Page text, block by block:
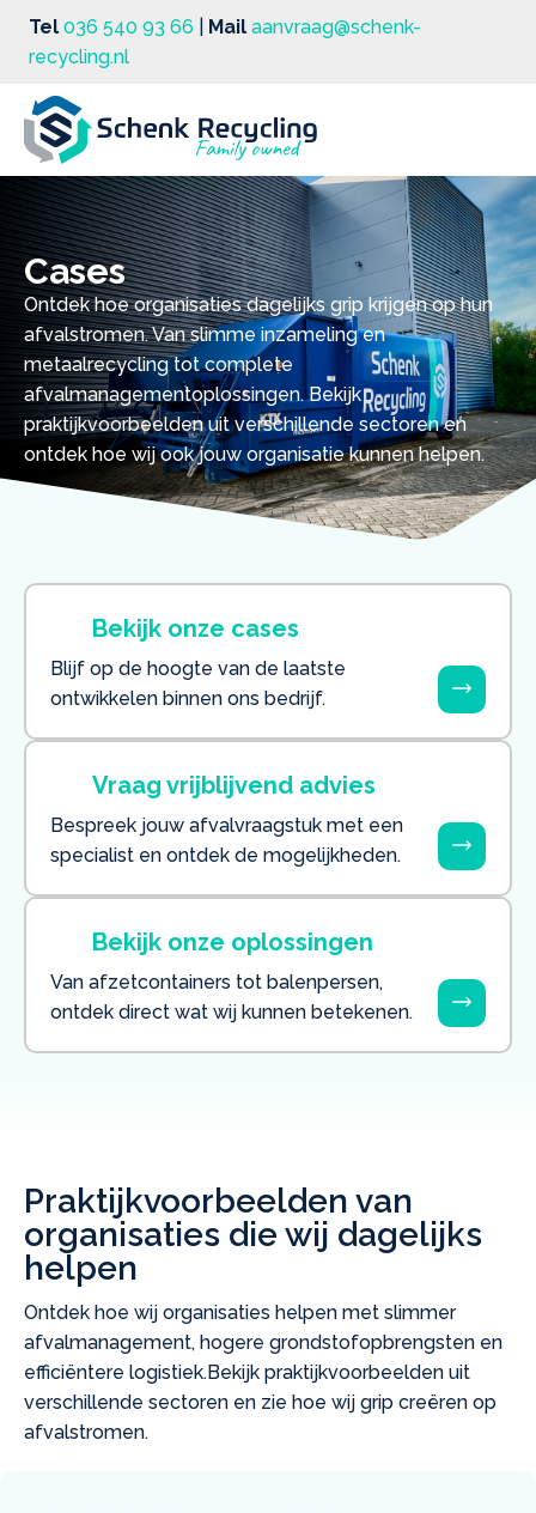
Tel 036 540 93 66 Mail aanvraag@schenk-
recycling.nl
Cases
Ontdek hoe organisaties dagelijks grip krijgen op hun
afvalstromen. Van slimme inzameling en
metaalrecycling tot complete
afvalmanagementoplossingen. Bekijk
praktijkvoorbeelden uit verschillende sectoren en
ontdek hoe wij ook jouw organisatie kunnen helpen.
Bekijk onze cases
Blijf op de hoogte van de laatste
ontwikkelen binnen ons bedrijf.
Vraag vrijblijvend advies
Bespreek jouw afvalvraagstuk met een
specialist en ontdek de mogelijkheden.
Bekijk onze oplossingen
Van afzetcontainers tot balenpersen,
ontdek direct wat wij kunnen betekenen.
Praktijkvoorbeelden van
organisaties die wij dagelijks
helpen
Ontdek hoe wij organisaties helpen met slimmer
afvalmanagement, hogere grondstofopbrengsten en
efficiëntere logistiek.Bekijk praktijkvoorbeelden uit
verschillende sectoren en zie hoe wij grip creëren op
afvalstromen.